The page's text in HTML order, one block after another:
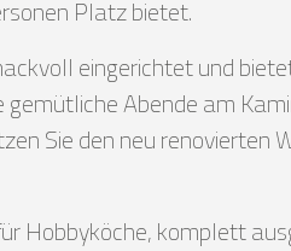
Platz bietet.
eingerichtet und
gemütliche Abende am
Sie den neu renovierten
Hobbyköche, komplett